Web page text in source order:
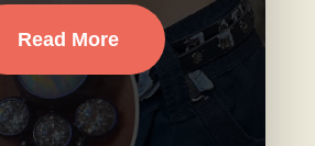
Read More